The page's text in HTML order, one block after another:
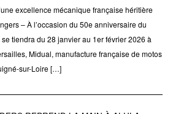
excellence mécanique française héritière
– À l’occasion du 50e anniversaire du
tiendra du 28 janvier au 1er février 2026 à
Midual, manufacture française de motos
sur-Loire […]